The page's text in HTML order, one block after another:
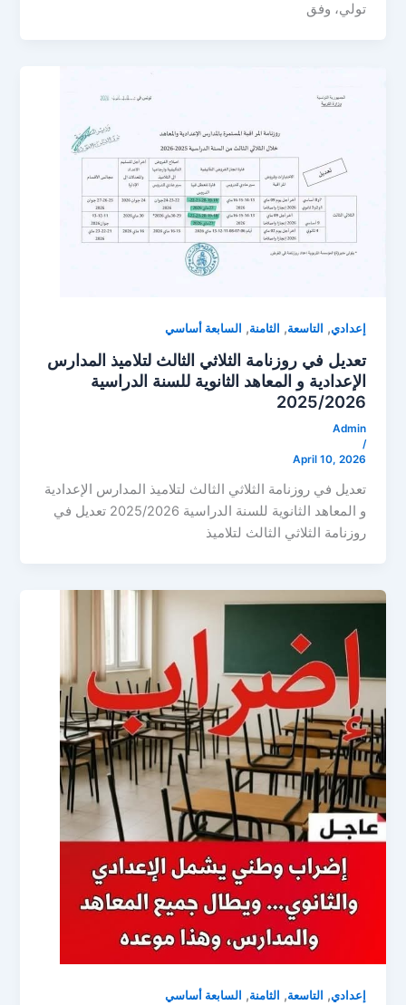
تولي، وفق
إعدادي, التاسعة, الثامنة, السابعة أساسي
تعديل في روزنامة الثلاثي الثالث لتلاميذ المدارس
الإعدادية و المعاهد الثانوية للسنة الدراسية
2025/2026
Admin
/
April 10, 2026
تعديل في روزنامة الثلاثي الثالث لتلاميذ المدارس الإعدادية
و المعاهد الثانوية للسنة الدراسية 2025/2026 تعديل في
روزنامة الثلاثي الثالث لتلاميذ
إعدادي, التاسعة, الثامنة, السابعة أساسي